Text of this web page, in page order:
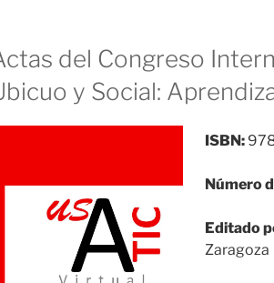
del Congreso
y Social:
ISBN:
Número
Editado
Zaragoza